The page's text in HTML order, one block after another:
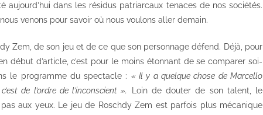
aujourd’hui dans les résidus patriarcaux tenaces de nos sociétés.
venons pour savoir où nous voulons aller demain.
Zem, de son jeu et de ce que son personnage défend. Déjà, pour
début d’article, c’est pour le moins étonnant de se comparer soi-
le programme du spectacle : « Il y a quelque chose de Marcello
de l’ordre de l’inconscient ».
Loin de douter de son talent, le
aux yeux. Le jeu de Roschdy Zem est parfois plus mécanique